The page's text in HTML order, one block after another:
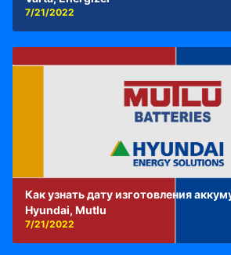
7/21/2022
Как узнать дату изготовления
Hyundai, Mutlu
7/21/2022